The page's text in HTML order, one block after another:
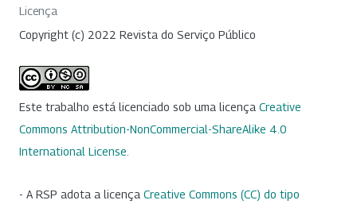
Licença
Copyright (c) 2022 Revista do Serviço Público
Este trabalho está licenciado sob uma licença Creative
Commons Attribution-NonCommercial-ShareAlike 4.0
International License
- A RSP adota a licença Creative Commons (CC) do tipo